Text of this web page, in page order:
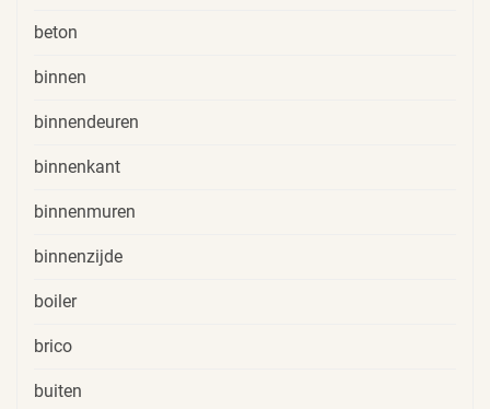
beton
binnen
binnendeuren
binnenkant
binnenmuren
binnenzijde
boiler
brico
buiten